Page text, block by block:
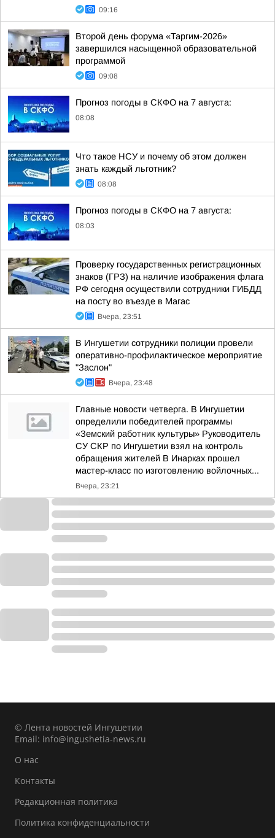
09:16
Второй день форума «Таргим-2026»
завершился насыщенной образовательной
программой
09:08
Прогноз погоды в СКФО на 7 августа:
08:08
Что такое НСУ и почему об этом должен
знать каждый льготник?
08:08
Прогноз погоды в СКФО на 7 августа:
08:03
Проверку государственных регистрационных
знаков (ГРЗ) на наличие изображения флага
РФ сегодня осуществили сотрудники ГИБДД
на посту во въезде в Магас
Вчера, 23:51
В Ингушетии сотрудники полиции провели
оперативно-профилактическое мероприятие
"Заслон"
Вчера, 23:48
Главные новости четверга. В Ингушетии
определили победителей программы
«Земский работник культуры» Руководитель
СУ СКР по Ингушетии взял на контроль
обращения жителей В Инарках прошел
мастер-класс по изготовлению войлочных...
Вчера, 23:21
© Лента новостей Ингушетии
Email: info@ingushetia-news.ru
О нас
Контакты
Редакционная политика
Политика конфиденциальности